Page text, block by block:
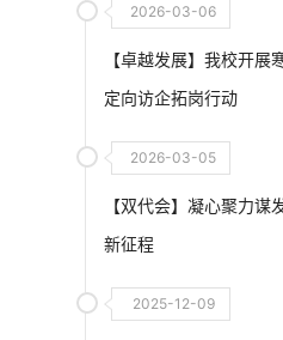
2026-03-06
【卓越发展】我校开展
定向访企拓岗行动
2026-03-05
【双代会】凝心聚力谋
新征程
2025-12-09